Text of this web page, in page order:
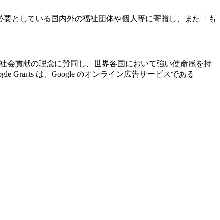
としている国内外の福祉団体や個人等に寄贈し、また「も
会貢献の理念に賛同し、世界各国において強い使命感を持
Grants は、Google のオンライン広告サービスである